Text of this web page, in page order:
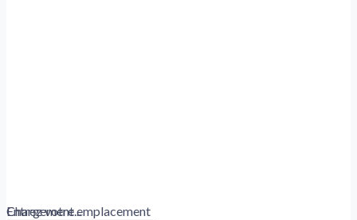
Chargement...
Entrez votre emplacement